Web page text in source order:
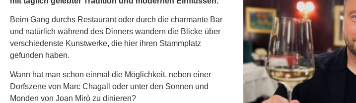
Beim Gang durchs Restaurant oder durch die charmante Bar
und natürlich während des Dinners wandern die Blicke über
verschiedenste Kunstwerke, die hier ihren Stammplatz
gefunden haben.
Wann hat man schon einmal die Möglichkeit, neben einer
Dorfszene von Marc Chagall oder unter den Sonnen und
Monden von Joan Mirò zu dinieren?